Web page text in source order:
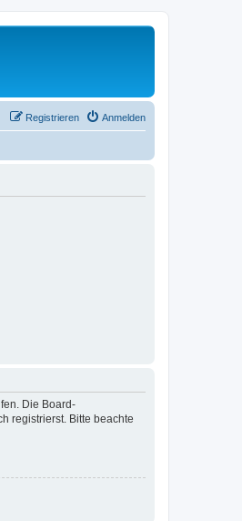
Anmelden
Registrieren
Die Board-
registrierst. Bitte beachte